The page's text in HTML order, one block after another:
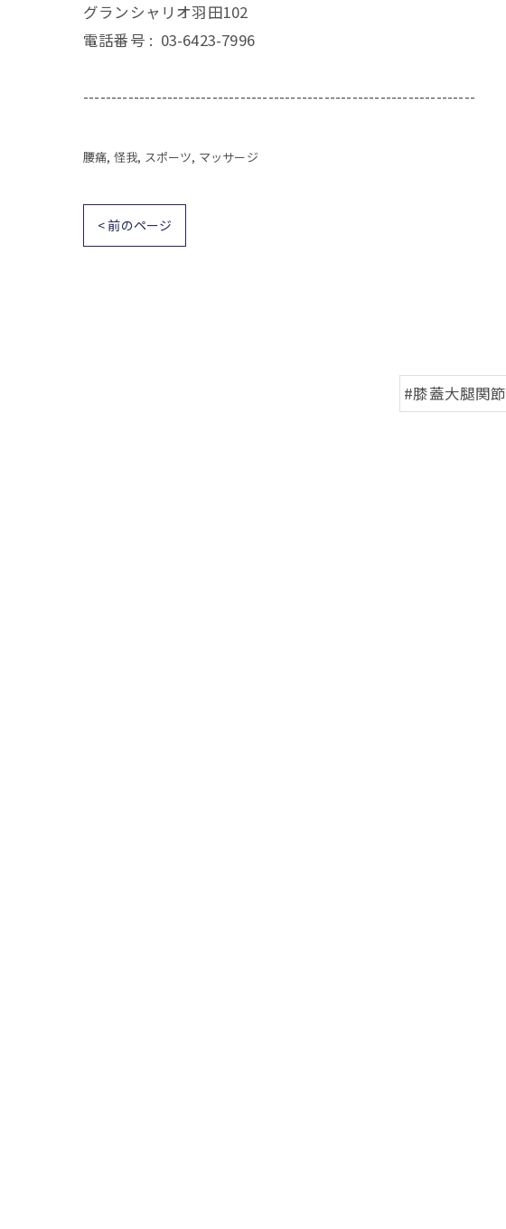
グランシャリオ羽田102
電話番号 : 03-6423-7996
----------------------------------------------------------------------
腰痛 怪我 スポーツ マッサージ
< 前のページ
#膝蓋大腿関節